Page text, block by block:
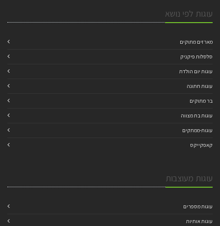
עוגות לפי נושא
מארזים מתוקים
סלסלות פיקניק
עוגות יום הולדת
עוגות חתונה
בר מתוקים
עוגות בת מצווה
עוגות-ממתקים
קאפקייקס
עוגות מעוצבות
עוגות מספרים
עוגות אותיות